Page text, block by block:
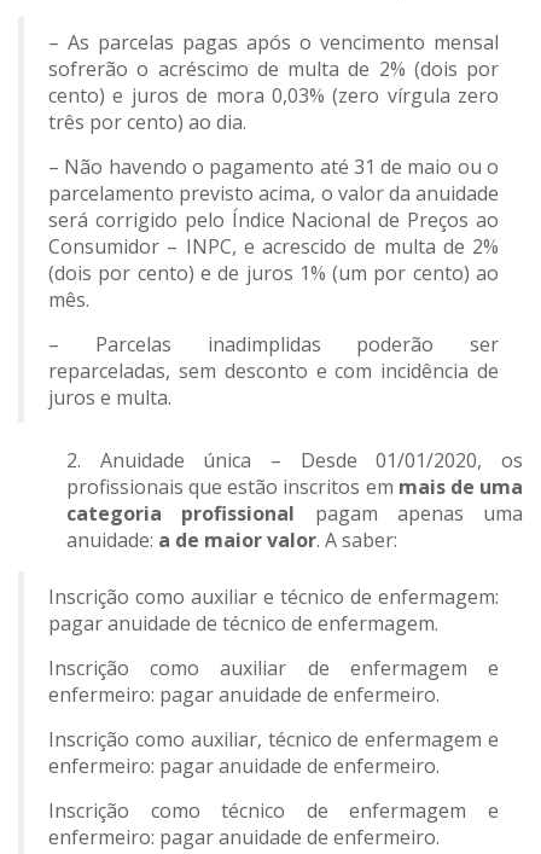
– As parcelas pagas após o vencimento mensal
sofrerão o acréscimo de multa de 2% (dois por
cento) e juros de mora 0,03% (zero vírgula zero
três por cento) ao dia.
– Não havendo o pagamento até 31 de maio ou o
parcelamento previsto acima, o valor da anuidade
será corrigido pelo Índice Nacional de Preços ao
Consumidor – INPC, e acrescido de multa de 2%
(dois por cento) e de juros 1% (um por cento) ao
mês.
– Parcelas inadimplidas poderão ser
reparceladas, sem desconto e com incidência de
juros e multa.
2. Anuidade única – Desde 01/01/2020, os
profissionais que estão inscritos em mais de uma
categoria profissional pagam apenas uma
anuidade: a de maior valor. Asaber:
Inscrição como auxiliar e técnico de enfermagem:
pagar anuidade de técnico de enfermagem.
Inscrição como auxiliar de enfermagem e
enfermeiro: pagar anuidade de enfermeiro.
Inscrição como auxiliar, técnico de enfermagem e
enfermeiro: pagar anuidade de enfermeiro.
Inscrição como técnico de enfermagem e
enfermeiro: pagar anuidade de enfermeiro.